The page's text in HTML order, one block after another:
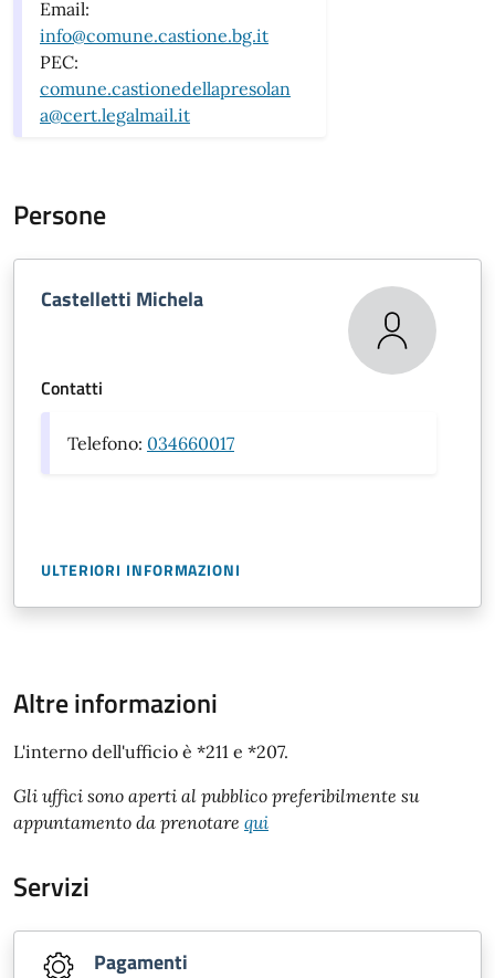
Email:
info@comune.castione.bg.it
PEC:
comune.castionedellapresolan
a@cert.legalmail.it
Persone
Castelletti Michela
Contatti
Telefono: 034660017
ULTERIORI INFORMAZIONI
Altre informazioni
L'interno dell'ufficio è *211 e *207.
Gli uffici sono aperti al pubblico preferibilmente su
appuntamento da prenotare qui
Servizi
Pagamenti